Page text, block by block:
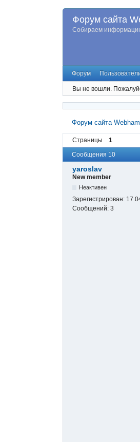
Форум сайта
Собираем
Форум
Вы не вошли.
Форум сайта
Страницы 1
Сообщения 10
yaroslav
New member
Неактивен
Зарегистрирован:
Сообщений: 3